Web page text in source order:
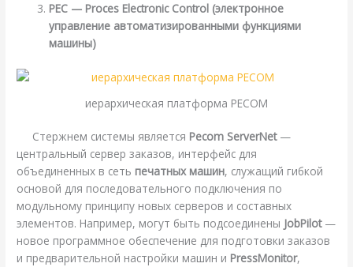
РЕС — Proces Electronic Control (электронное
управление автоматизированными функциями
машины)
иерархическая платформа РЕСОМ
Стержнем системы является Pecom ServerNet —
центральный сервер заказов, интерфейс для
объединенных в сеть печатных машин, служащий гибкой
основой для последовательного подключения по
модульному принципу новых серверов и составных
элементов. Например, могут быть подсоединены JobPilot—
новое программное обеспечение для подготовки заказов
и предварительной настройки машин и PressMonitor,